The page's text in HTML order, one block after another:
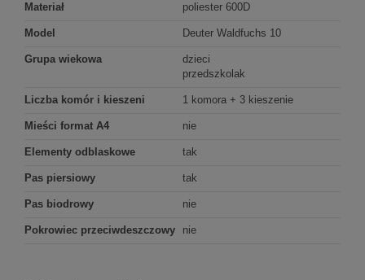
Materiał poliester 600D
Model Deuter Waldfuchs 10
Grupa wiekowa
dzieci
przedszkolak
Liczba komór i kieszeni 1 komora + 3 kieszenie
Mieści format A4 nie
Elementy odblaskowe tak
Pas piersiowy tak
Pas biodrowy nie
Pokrowiec przeciwdeszczowy nie